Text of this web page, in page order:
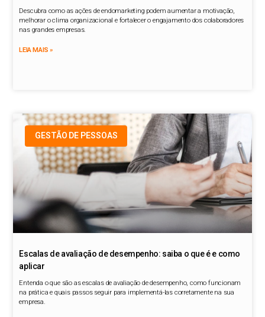
Descubra como as ações de endomarketing podem aumentar a motivação,
melhorar o clima organizacional e fortalecer o engajamento dos colaboradores
nas grandes empresas.
LEIA MAIS »
GESTÃO DE PESSOAS
Escalas de avaliação de desempenho: saiba o que é e como
aplicar
Entenda o que são as escalas de avaliação de desempenho, como funcionam
na prática e quais passos seguir para implementá-las corretamente na sua
empresa.